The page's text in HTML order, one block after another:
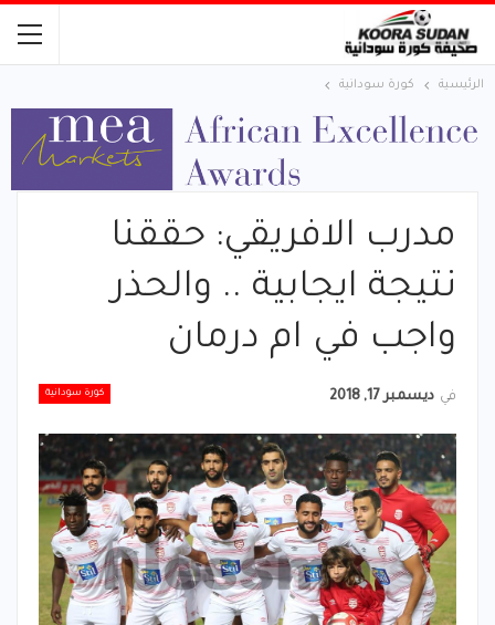
الرئيسية كورة سودانية
مدرب الافريقي: حققنا
نتيجة ايجابية .. والحذر
واجب في ام درمان
كورة سودانية في ديسمبر 17, 2018